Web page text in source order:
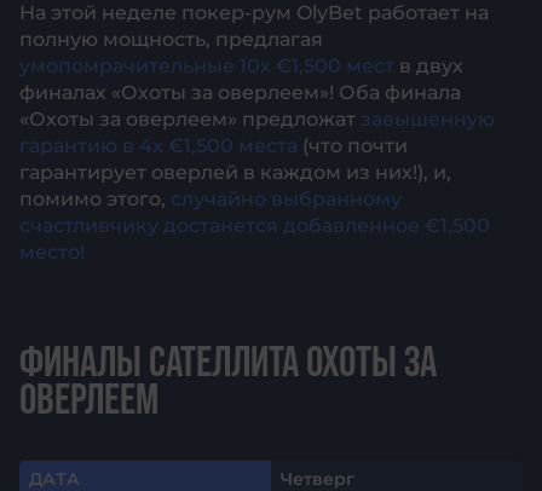
На этой неделе покер-рум OlyBet работает на
полную мощность, предлагая
умопомрачительные 10x €1,500 мест в двух
финалах «Охоты за оверлеем»! Оба финала
«Охоты за оверлеем» предложат завышенную
гарантию в 4x €1,500 места (что почти
гарантирует оверлей в каждом из них!), и,
помимо этого, случайно выбранному
счастливчику достанется добавленное €1,500
место!
ФИНАЛЫ САТЕЛЛИТА ОХОТЫ ЗА
ОВЕРЛЕЕМ
ДАТА Четверг